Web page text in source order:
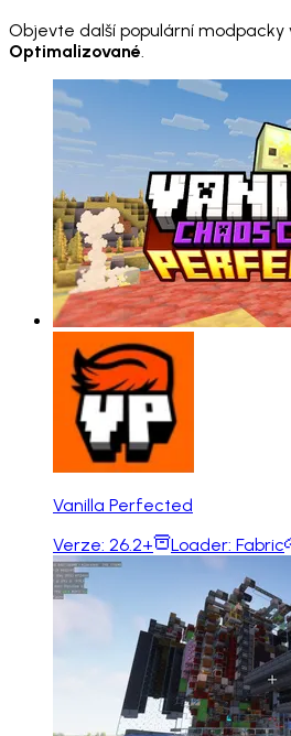
Objevte další populární modpacky
Optimalizované.
Vanilla Perfected
Verze: 26.2+ Loader: Fabric